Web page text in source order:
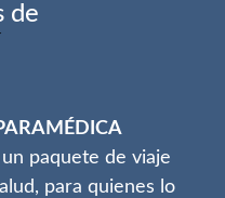
de
paquete de viaje
para quienes lo